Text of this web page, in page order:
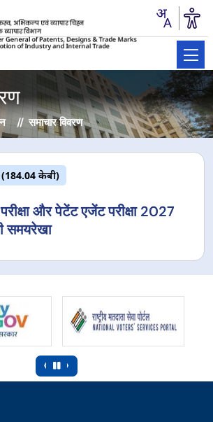
समाचार विवरण
केबी)
और पेटेंट एजेंट परीक्षा 2027
समयरेखा
‹ ›